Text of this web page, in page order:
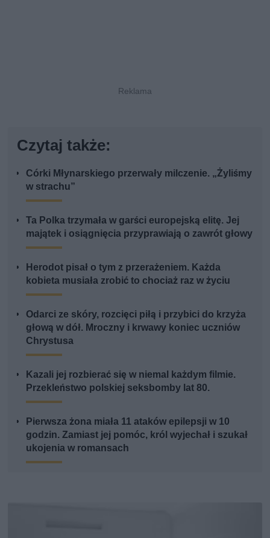
Czytaj także:
Córki Młynarskiego przerwały milczenie. „Żyliśmy
w strachu”
Ta Polka trzymała w garści europejską elitę. Jej
majątek i osiągnięcia przyprawiają o zawrót głowy
Herodot pisał o tym z przerażeniem. Każda
kobieta musiała zrobić to chociaż raz w życiu
Odarci ze skóry, rozcięci piłą i przybici do krzyża
głową w dół. Mroczny i krwawy koniec uczniów
Chrystusa
Kazali jej rozbierać się w niemal każdym filmie.
Przekleństwo polskiej seksbomby lat 80.
Pierwsza żona miała 11 ataków epilepsji w 10
godzin. Zamiast jej pomóc, król wyjechał i szukał
ukojenia w romansach